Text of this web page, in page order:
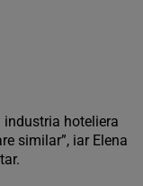
hoteliera
similar”, iar Elena